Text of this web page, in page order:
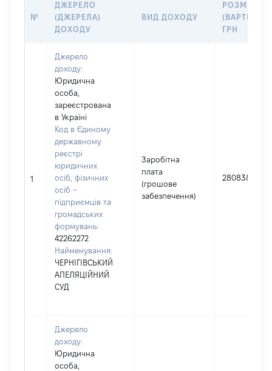
№
ДЖЕРЕЛО
(ДЖЕРЕЛА)
ДОХОДУ
ВИД ДОХОДУ
РОЗМІР
(ВАРТІСТЬ),
ГРН
1
Джерело
доходу:
Юридична
особа,
зареєстрована
в Україні
Код в Єдиному
державному
реєстрі
юридичних
осіб, фізичних
осіб –
підприємців та
громадських
формувань:
42262272
Найменування:
ЧЕРНІГІВСЬКИЙ
АПЕЛЯЦІЙНИЙ
СУД
Заробітна
плата
(грошове
забезпечення)
2808388
Джерело
доходу:
Юридична
особа,